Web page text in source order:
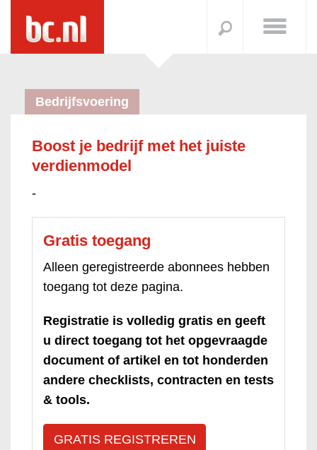
Bedrijfsvoering
Boost je bedrijf met het juiste
verdienmodel
-
Gratis toegang
Alleen geregistreerde abonnees hebben
toegang tot deze pagina.
Registratie is volledig gratis en geeft
u direct toegang tot het opgevraagde
document of artikel en tot honderden
andere checklists, contracten en tests
& tools.
GRATIS REGISTREREN